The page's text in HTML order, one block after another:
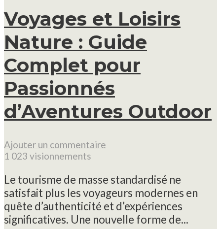
Voyages et Loisirs
Nature : Guide
Complet pour
Passionnés
d’Aventures Outdoor
Ajouter un commentaire
1 023 visionnements
Le tourisme de masse standardisé ne
satisfait plus les voyageurs modernes en
quête d’authenticité et d’expériences
significatives. Une nouvelle forme de...